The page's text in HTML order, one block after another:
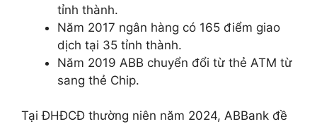
tỉnh thành.
Năm 2017 ngân hàng có 165 điểm giao
dịch tại 35 tỉnh thành.
Năm 2019 ABB chuyển đổi từ thẻ ATM từ
sang thẻ Chip.
Tại ĐHĐCĐ thường niên năm 2024, ABBank đề